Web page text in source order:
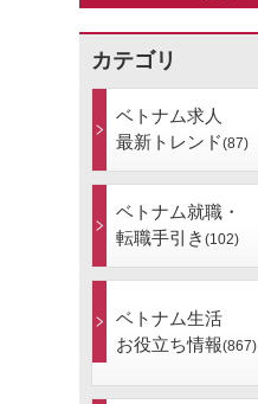
カテゴリ
ベトナム求人
最新トレンド(87)
ベトナム就職・
転職手引き (102)
ベトナム生活
お役立ち情報(867)